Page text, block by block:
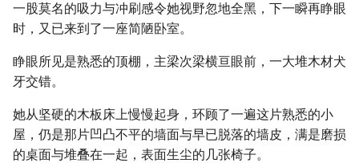
一股莫名的吸力与冲刷感令她视野忽地全黑，下一瞬再睁眼
时，又已来到了一座简陋卧室。
睁眼所见是熟悉的顶棚，主梁次梁横亘眼前，一大堆木材犬
牙交错。
她从坚硬的木板床上慢慢起身，环顾了一遍这片熟悉的小
屋，仍是那片凹凸不平的墙面与早已脱落的墙皮，满是磨损
的桌面与堆叠在一起，表面生尘的几张椅子。